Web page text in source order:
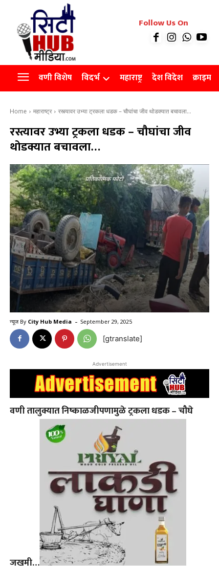
रियल इस्टेट
Videos
Agro
Follow Us On
वणी विशेष विदर्भ महाराष्ट्र देश विदेश क्राइम
Home महाराष्ट्र रस्त्यावर उभ्या ट्रकला धडक – चौघांचा जीव थोडक्यात बचावला...
रस्त्यावर उभ्या ट्रकला धडक – चौघांचा जीव
थोडक्यात बचावला…
न्यूज By City Hub Media - September 29, 2025
[gtranslate]
Advertisement
वणी तालुक्यात निष्काळजीपणामुळे ट्रकला धडक – चौघे
जखमी…